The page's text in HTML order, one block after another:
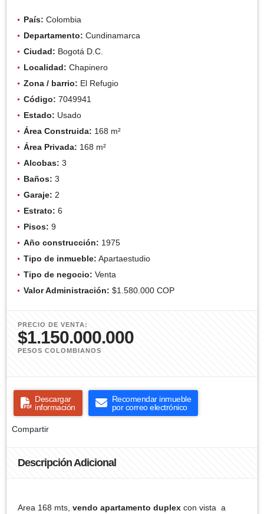
País: Colombia
Departamento: Cundinamarca
Ciudad: Bogotá D.C.
Localidad: Chapinero
Zona / barrio: El Refugio
Código: 7049941
Estado: Usado
Área Construida: 168 m²
Área Privada: 168 m²
Alcobas: 3
Baños: 3
Garaje: 2
Estrato: 6
Pisos: 9
Año construcción: 1975
Tipo de inmueble: Apartaestudio
Tipo de negocio: Venta
Valor Administración: $1.580.000 COP
PRECIO DE VENTA:
$1.150.000.000
PESOS COLOMBIANOS
Descargar
información
Recomendar inmueble
por correo electrónico
Compartir
Descripción Adicional
Area 168 mts, vendo apartamento duplex con vista a